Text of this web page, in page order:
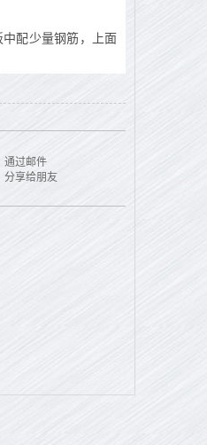
中配少量钢筋，上面
通过邮件
分享给朋友